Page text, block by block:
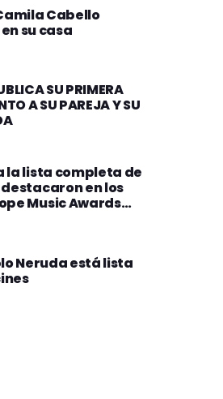
Cabello
su casa
SU PRIMERA
A SU PAREJA Y SU
la lista completa de
en los
Music Awards
Neruda está lista